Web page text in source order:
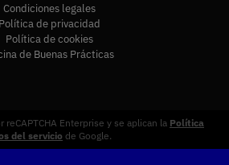
Condiciones legales
Política de privacidad
Política de cookies
de Buenas Prácticas
Enterprise y se aplican la Política
del servicio de Google.